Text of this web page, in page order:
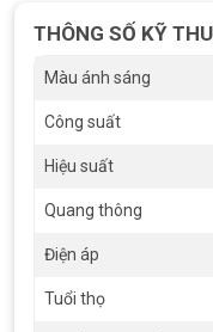
Khả năng
đập
Chip LED
Tuổi thọ
trung bình
Vật liệu thân Hợp kim
Chứng chỉ
ISO, CE,
Bảo hành
Điểm nổi bật trong
THÔNG SỐ KỸ
Màu ánh sáng
Công suất
Hiệu suất
Quang thông
Điện áp
Tuổi thọ